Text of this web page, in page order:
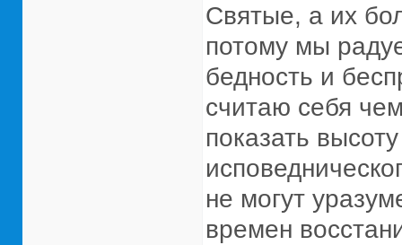
Святые, а их
потому мы
бедность и
считаю себя
показать
не могут
времен